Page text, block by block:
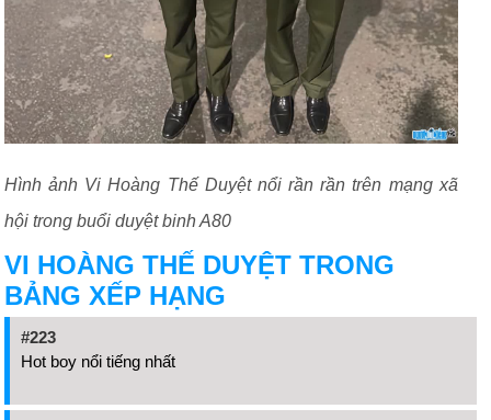
Hình ảnh Vi Hoàng Thế Duyệt nổi rần rần trên mạng xã
hội trong buổi duyệt binh A80
VI HOÀNG THẾ DUYỆT TRONG
BẢNG XẾP HẠNG
#223
Hot boy nổi tiếng nhất